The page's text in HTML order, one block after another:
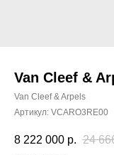
Van Cleef &
Van Cleef & Arpels
Артикул: VCARO3RE00
8 222 000 р. 24